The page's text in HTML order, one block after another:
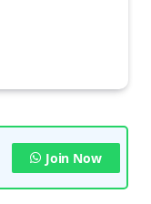
Join Now